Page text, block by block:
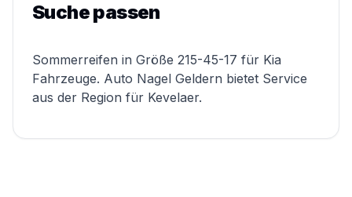
Suche passen
Sommerreifen in Größe 215-45-17 für Kia
Fahrzeuge. Auto Nagel Geldern bietet Service
aus der Region für Kevelaer.